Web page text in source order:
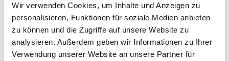
Wir verwenden Cookies, um Inhalte und Anzeigen zu
personalisieren, Funktionen für soziale Medien anbieten
zu können und die Zugriffe auf unsere Website zu
analysieren. Außerdem geben wir Informationen zu Ihrer
Verwendung unserer Website an unsere Partner für
Revolution im Krankenhausbau: Risikominderung
und Qualitätssicherung im Nyt Hospital Nordsjælland
Die Ingenieure des Nyt Hospital Nordsjælland nutzen Imerso
Construction AI, um die Einhaltung der Vorschriften für